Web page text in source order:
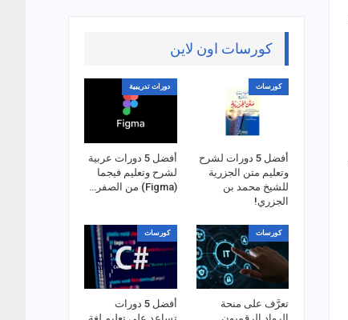
كورسات اون لاين
كورسات
أفضل 5 دورات لشرح
وتعليم متن الجزرية
للشيخ محمد بن
الجزري!
دورات تدريبية
أفضل 5 دورات عربية
لشرح وتعليم فيجما
(Figma) من الصفر…
كورسات
تعرَّف على منحة
كورسات
أفضل 5 دورات